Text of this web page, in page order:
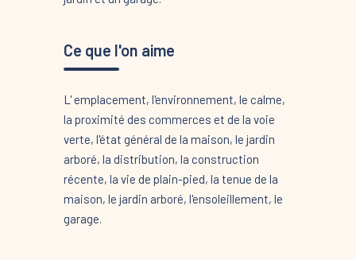
Ce que l'on aime
L' emplacement, l'environnement, le calme,
la proximité des commerces et de la voie
verte, l'état général de la maison, le jardin
arboré, la distribution, la construction
récente, la vie de plain-pied, la tenue de la
maison, le jardin arboré, l'ensoleillement, le
garage.